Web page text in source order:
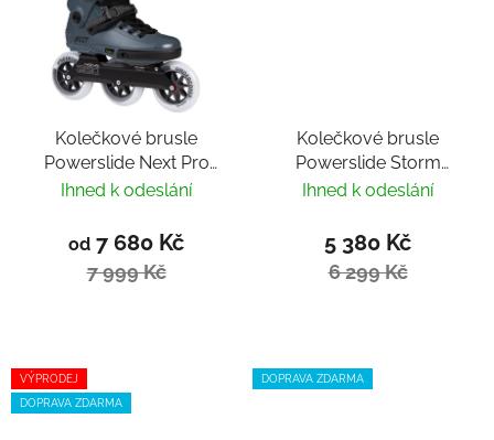
Kolečkové brusle
Powerslide Next Pro
110 Trinity
Ihned k odeslání
od 7 680 Kč
7 999 Kč
Kolečkové brusle
Powerslide Storm
Black 110
Ihned k odeslání
5 380 Kč
6 299 Kč
VÝPRODEJ
DOPRAVA ZDARMA
DOPRAVA ZDARMA